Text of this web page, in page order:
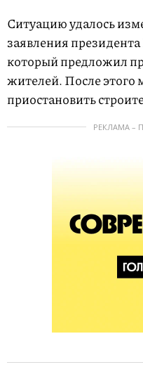
Ситуацию удалось
заявления
который предложил
жителей. После этого
приостановить
РЕКЛАМА –